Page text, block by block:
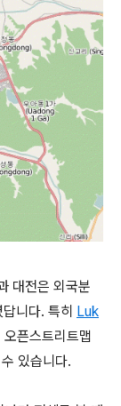
대전은 외국분
니다. 특히 Luk
픈스트리트맵
있습니다.